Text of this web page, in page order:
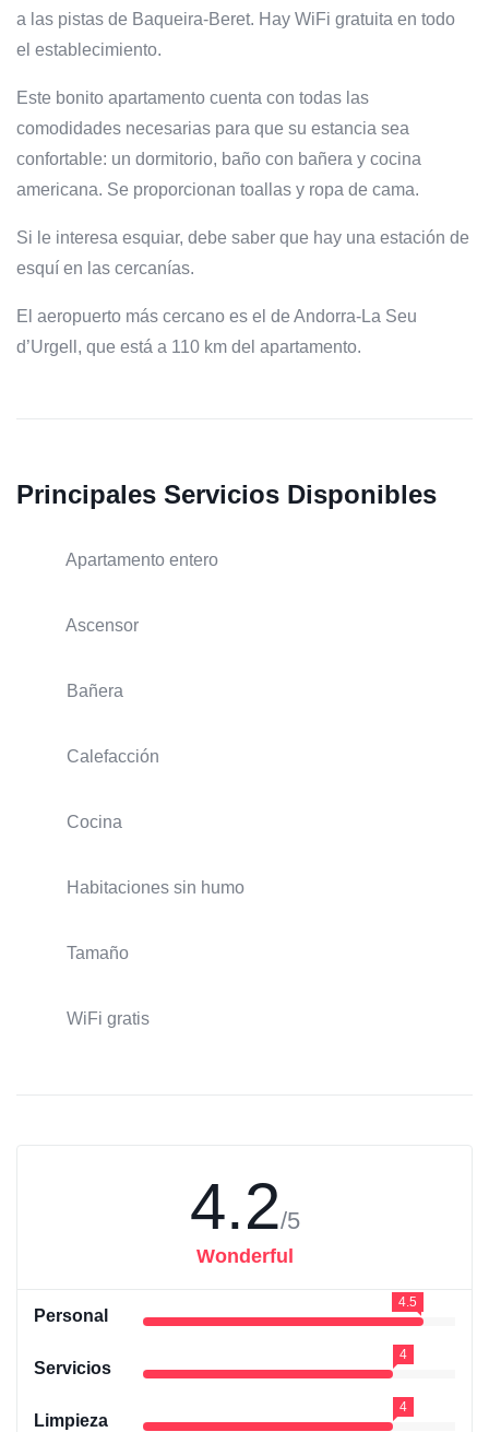
a las pistas de Baqueira-Beret. Hay WiFi gratuita en todo
el establecimiento.
Este bonito apartamento cuenta con todas las
comodidades necesarias para que su estancia sea
confortable: un dormitorio, baño con bañera y cocina
americana. Se proporcionan toallas y ropa de cama.
Si le interesa esquiar, debe saber que hay una estación de
esquí en las cercanías.
El aeropuerto más cercano es el de Andorra-La Seu
d’Urgell, que está a 110 km del apartamento.
Principales Servicios Disponibles
Apartamento entero
Ascensor
Bañera
Calefacción
Cocina
Habitaciones sin humo
Tamaño
WiFi gratis
4.2/5
Wonderful
Personal
4.5
Servicios
4
Limpieza
4